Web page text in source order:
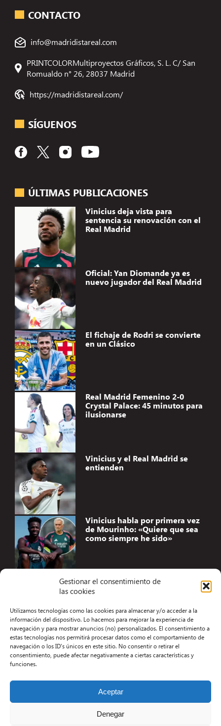
Gestionar el consentimiento de
las cookies
Utilizamos tecnologías como las cookies para almacenar y/o acceder a la
información del dispositivo. Lo hacemos para mejorar la experiencia de
navegación y para mostrar anuncios (no) personalizados. El consentimiento a
estas tecnologías nos permitirá procesar datos como el comportamiento de
navegación o los ID's únicos en este sitio. No consentir o retirar el
consentimiento, puede afectar negativamente a ciertas características y
funciones.
Aceptar
Denegar
ÚLTIMAS PUBLICACIONES
Vinicius deja vista para
sentencia su renovación con el
Real Madrid
Oficial: Yan Diomande ya es
nuevo jugador del Real Madrid
El fichaje de Rodri se convierte
en un Clásico
Real Madrid Femenino 2-0
Crystal Palace: 45 minutos para
ilusionarse
Vinicius y el Real Madrid se
entienden
Vinicius habla por primera vez
de Mourinho: «Quiere que sea
como siempre he sido»
CONTACTO
info@madridistareal.com
PRINTCOLORMultiproyectos Gráficos, S. L. C/ San
Romualdo n° 26, 28037 Madrid
https://madridistareal.com/
SÍGUENOS
Aviso Legal
Términos y condiciones
Política de privacidad
Contacto
Desarrollo Web por Kiwop